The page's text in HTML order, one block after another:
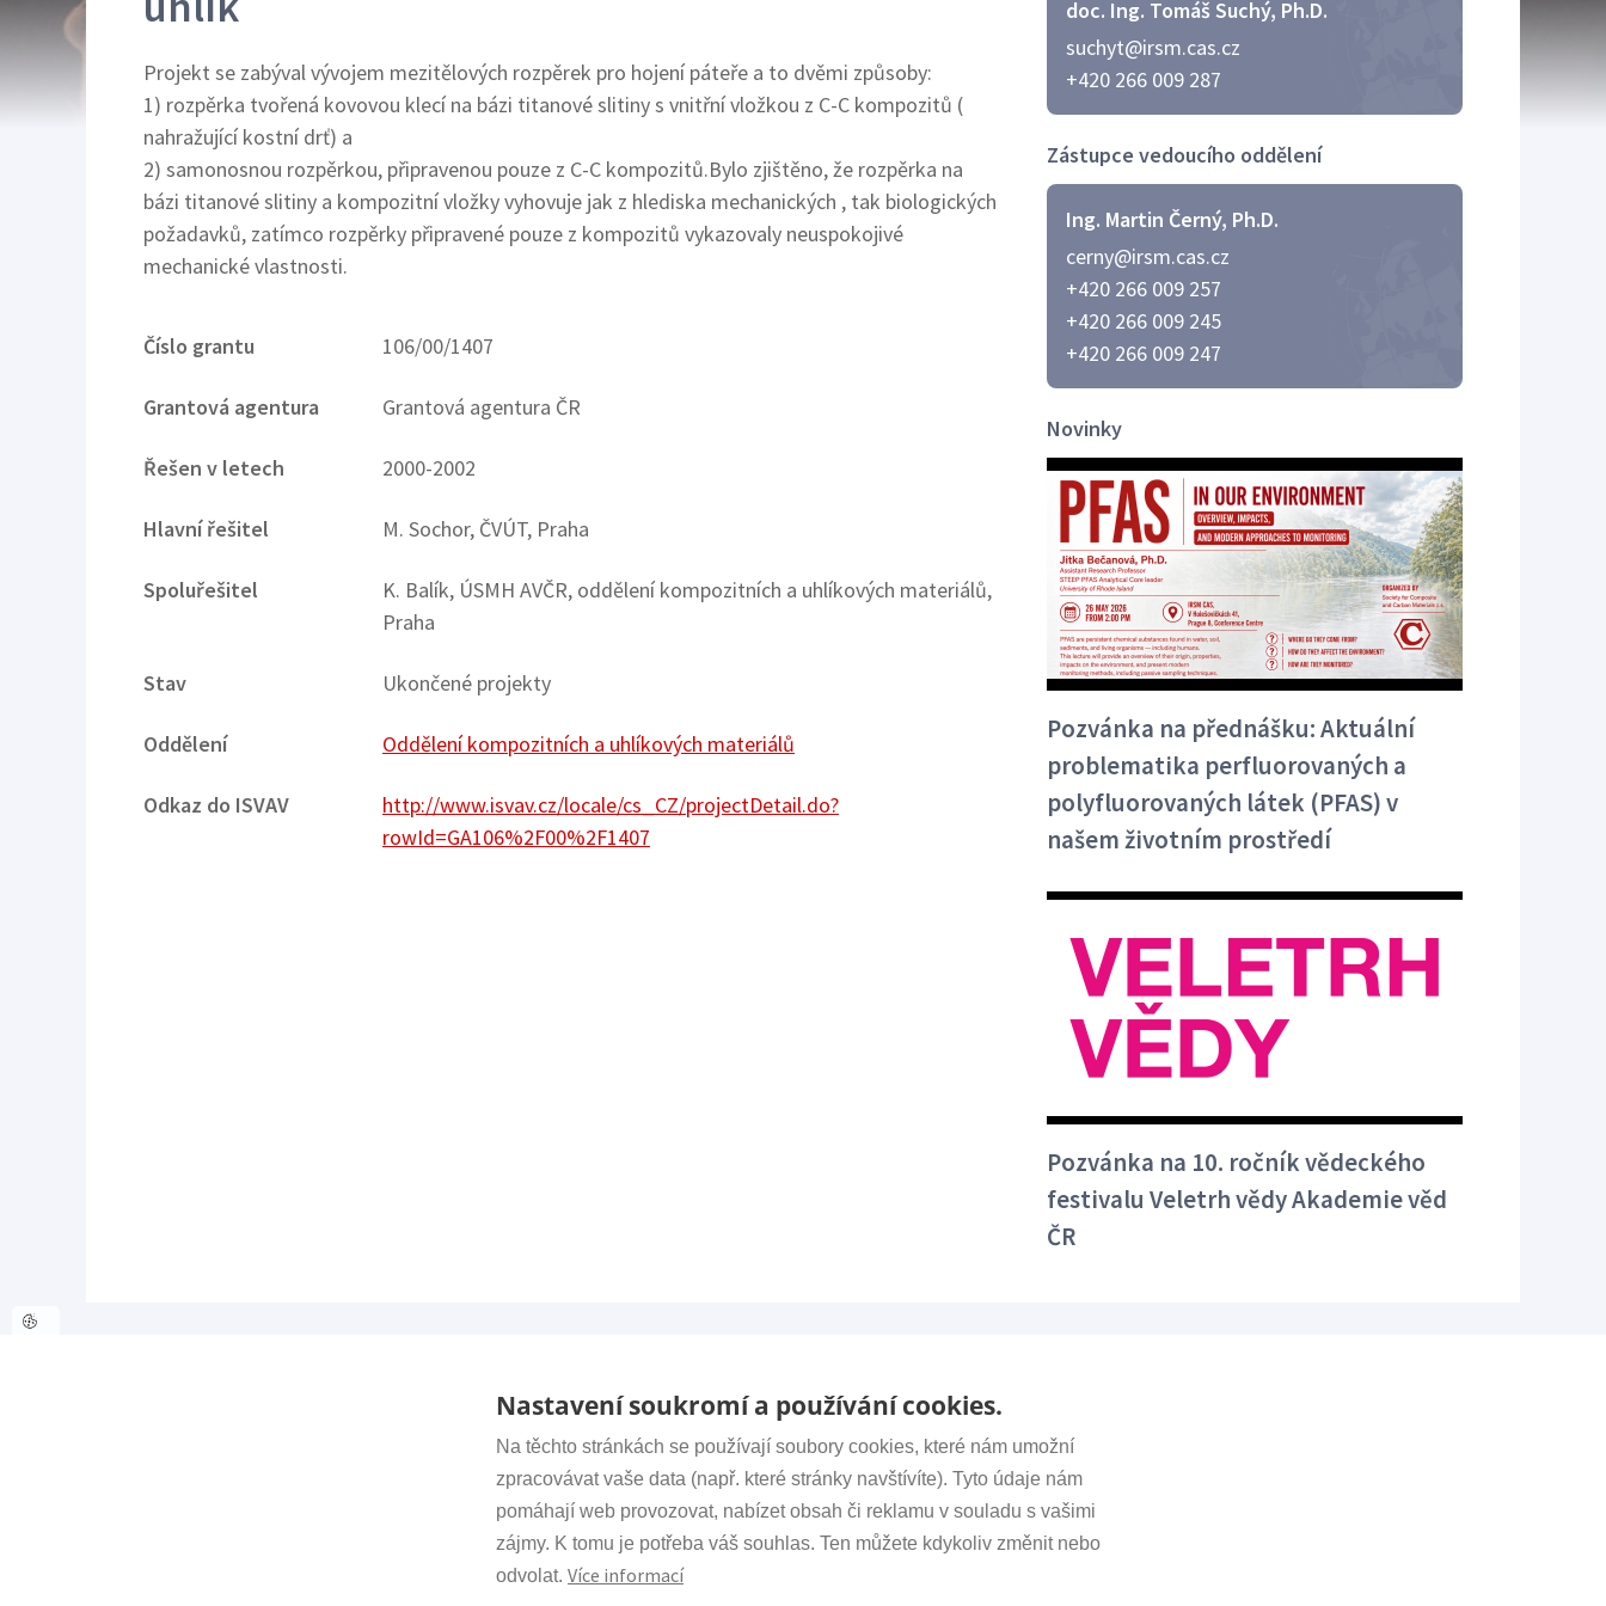
Projekt se zabýval vývojem mezitělových rozpěrek pro hojení páteře a to dvěmi způsoby:
1) rozpěrka tvořená kovovou klecí na bázi titanové slitiny s vnitřní vložkou z C-C kompozitů (
nahražující kostní drť) a
2) samonosnou rozpěrkou, připravenou pouze z C-C kompozitů.Bylo zjištěno, že rozpěrka na
bázi titanové slitiny a kompozitní vložky vyhovuje jak z hlediska mechanických , tak biologických
požadavků, zatímco rozpěrky připravené pouze z kompozitů vykazovaly neuspokojivé
mechanické vlastnosti.
Číslo grantu 106/00/1407
Grantová agentura Grantová agentura ČR
Řešen v letech 2000-2002
Hlavní řešitel M. Sochor, ČVÚT, Praha
Spoluřešitel
K. Balík, ÚSMH AVČR, oddělení kompozitních a uhlíkových materiálů,
Praha
Stav Ukončené projekty
Oddělení Oddělení kompozitních a uhlíkových materiálů
Odkaz do ISVAV
http://www.isvav.cz/locale/cs_CZ/projectDetail.do?
rowId=GA106%2F00%2F1407
doc. Ing. Tomáš Suchý, Ph.D.
suchyt@irsm.cas.cz
+420 266 009 287
Zástupce vedoucího oddělení
Ing. Martin Černý, Ph.D.
cerny@irsm.cas.cz
+420 266 009 257
+420 266 009 245
+420 266 009 247
Novinky
Pozvánka na přednášku: Aktuální
problematika perfluorovaných a
polyfluorovaných látek (PFAS) v
našem životním prostředí
Pozvánka na 10. ročník vědeckého
festivalu Veletrh vědy Akademie věd
ČR
Kontakt
Sekretariát:
+420 266 009 318
irsm@irsm.cas.cz
Důležité odkazy
www.avcr.cz
Nastavení soukromí a používání cookies.
Na těchto stránkách se používají soubory cookies, které nám umožní
zpracovávat vaše data (např. které stránky navštívíte). Tyto údaje nám
pomáhají web provozovat, nabízet obsah či reklamu v souladu s vašimi
zájmy. K tomu je potřeba váš souhlas. Ten můžete kdykoliv změnit nebo
odvolat. Více informací